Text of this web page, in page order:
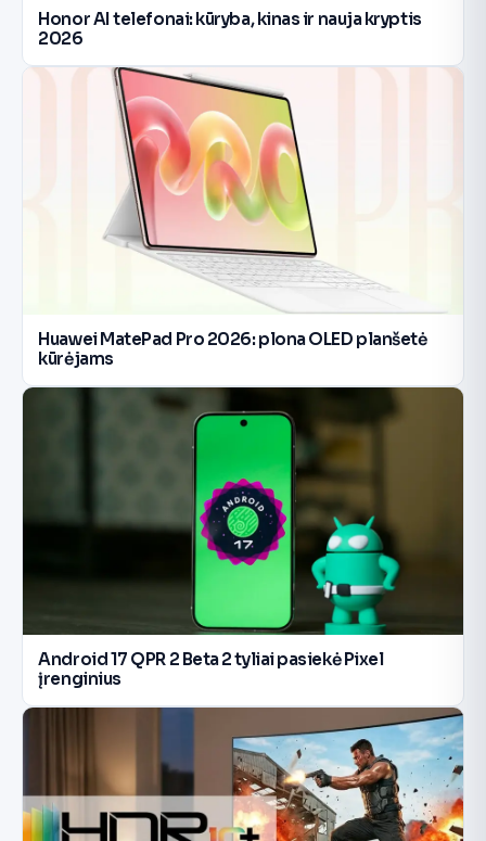
Honor AI telefonai: kūryba, kinas ir nauja kryptis
2026
Huawei MatePad Pro 2026: plona OLED planšetė
kūrėjams
Android 17 QPR 2 Beta 2 tyliai pasiekė Pixel
įrenginius